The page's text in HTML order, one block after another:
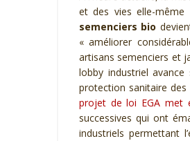
etdes vieselle-même
semenciers bio
«améliorer
artisans semenciers et
lobby industriel
protection sanitaire des
projet de loi EGA met
successives qui ont
industriels permettant